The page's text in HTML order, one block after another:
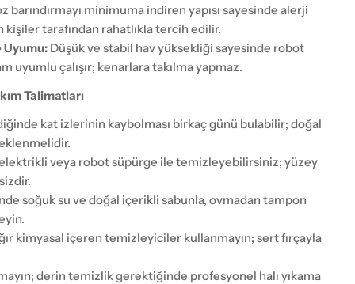
barındırmayı minimuma indiren yapısı sayesinde alerji
kişiler tarafından rahatlıkla tercih edilir.
Uyumu: Düşük ve stabil hav yüksekliği sayesinde robot
uyumlu çalışır; kenarlara takılma yapmaz.
Talimatları
kat izlerinin kaybolması birkaç günü bulabilir; doğal
veya robot süpürge ile temizleyebilirsiniz; yüzey
soğuk su ve doğal içerikli sabunla, ovmadan tampon
kimyasal içeren temizleyiciler kullanmayın; sert fırçayla
derin temizlik gerektiğinde profesyonel halı yıkama